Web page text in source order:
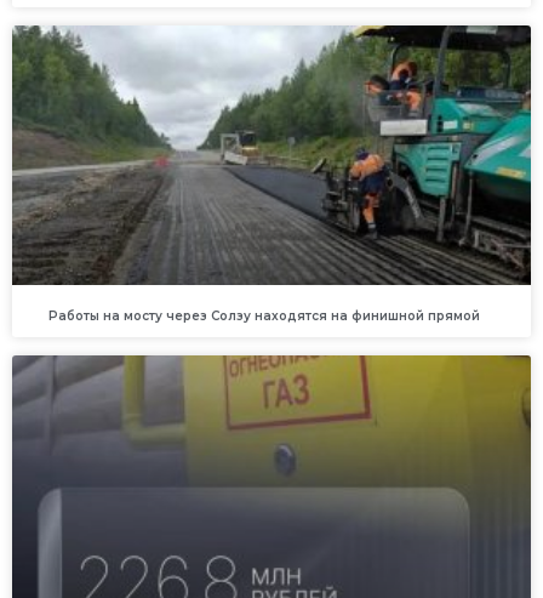
Работы на мосту через Солзу находятся на финишной прямой